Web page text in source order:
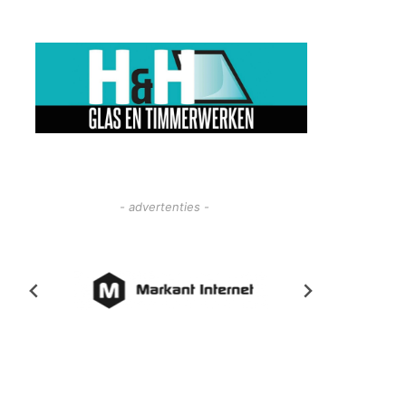
- advertenties -